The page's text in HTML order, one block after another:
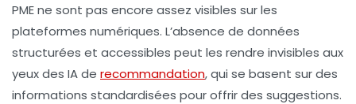
PME ne sont pas encore assez visibles sur les
plateformes numériques. L’absence de données
structurées et accessibles peut les rendre invisibles aux
yeux des IA de recommandation, qui se basent sur des
informations standardisées pour offrir des suggestions.